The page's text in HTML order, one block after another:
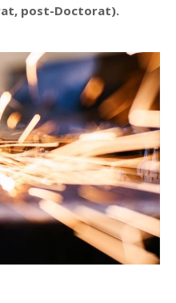
post-Doctorat).